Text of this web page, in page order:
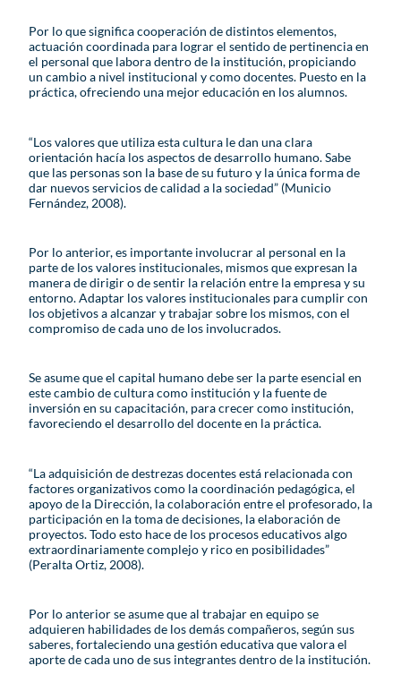
Por lo que significa cooperación de distintos elementos,
actuación coordinada para lograr el sentido de pertinencia en
el personal que labora dentro de la institución, propiciando
un cambio a nivel institucional y como docentes. Puesto en la
práctica, ofreciendo una mejor educación en los alumnos.
“Los valores que utiliza esta cultura le dan una clara
orientación hacía los aspectos de desarrollo humano. Sabe
que las personas son la base de su futuro y la única forma de
dar nuevos servicios de calidad a la sociedad” (Municio
Fernández, 2008).
Por lo anterior, es importante involucrar al personal en la
parte de los valores institucionales, mismos que expresan la
manera de dirigir o de sentir la relación entre la empresa y su
entorno. Adaptar los valores institucionales para cumplir con
los objetivos a alcanzar y trabajar sobre los mismos, con el
compromiso de cada uno de los involucrados.
Se asume que el capital humano debe ser la parte esencial en
este cambio de cultura como institución y la fuente de
inversión en su capacitación, para crecer como institución,
favoreciendo el desarrollo del docente en la práctica.
“La adquisición de destrezas docentes está relacionada con
factores organizativos como la coordinación pedagógica, el
apoyo de la Dirección, la colaboración entre el profesorado, la
participación en la toma de decisiones, la elaboración de
proyectos. Todo esto hace de los procesos educativos algo
extraordinariamente complejo y rico en posibilidades”
(Peralta Ortiz, 2008).
Por lo anterior se asume que al trabajar en equipo se
adquieren habilidades de los demás compañeros, según sus
saberes, fortaleciendo una gestión educativa que valora el
aporte de cada uno de sus integrantes dentro de la institución.